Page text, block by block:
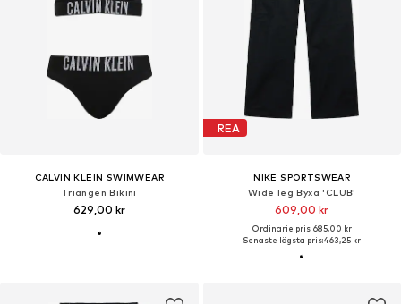
CALVIN KLEIN SWIMWEAR
Triangen Bikini
629,00 kr
REA
NIKE SPORTSWEAR
Wide leg Byxa 'CLUB'
609,00 kr
Ordinarie pris: 685,00 kr
Senaste lägsta pris:463,25 kr